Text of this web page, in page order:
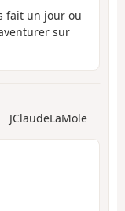
fait un jour ou
sur
JClaudeLaMole